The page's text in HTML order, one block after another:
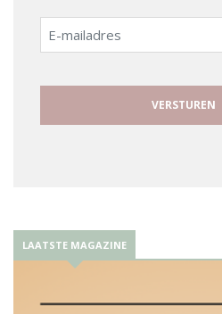
E-
mailadres
LAATSTE MAGAZINE